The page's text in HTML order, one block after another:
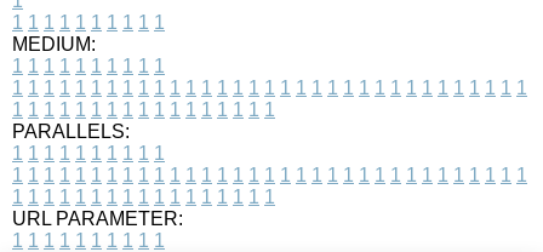
1 1 1 1 1 1 1 1 1 1
MEDIUM:
1 1 1 1 1 1 1 1 1 1
1 1 1 1 1 1 1 1 1 1 1 1 1 1 1 1 1 1 1 1 1 1 1 1 1 1 1 1 1 1 1 1 1
1 1 1 1 1 1 1 1 1 1 1 1 1 1 1 1 1
PARALLELS:
1 1 1 1 1 1 1 1 1 1
1 1 1 1 1 1 1 1 1 1 1 1 1 1 1 1 1 1 1 1 1 1 1 1 1 1 1 1 1 1 1 1 1
1 1 1 1 1 1 1 1 1 1 1 1 1 1 1 1 1
URL PARAMETER:
1 1 1 1 1 1 1 1 1 1